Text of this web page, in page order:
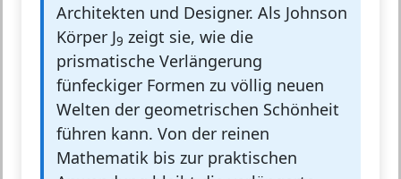
Architekten und Designer. Als Johnson
Körper J9 zeigt sie, wie die
prismatische Verlängerung
fünfeckiger Formen zu völlig neuen
Welten der geometrischen Schönheit
führen kann. Von der reinen
Mathematik bis zur praktischen